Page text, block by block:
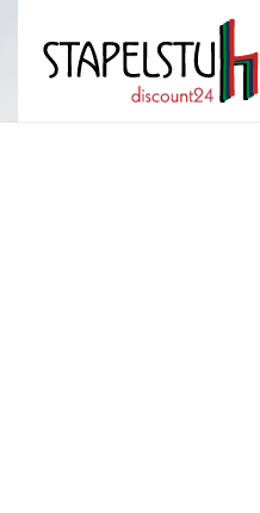
Zum Hauptinhalt springen